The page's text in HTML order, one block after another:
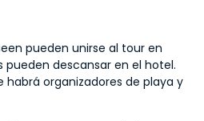
pueden unirse al tour en
descansar en el hotel.
organizadores de playa y